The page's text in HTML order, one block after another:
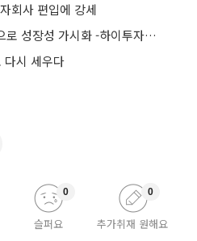
회사 편입에 강세
SK디앤디, 지배구조 개편으로 성장성 가시화 -하이투자증권
다시 세우다
슬퍼요
0
추가취재 원해요
0